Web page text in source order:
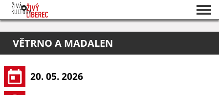
O projektu
Pořadatelé
VĚTRNO A MADALEN
20. 05. 2026